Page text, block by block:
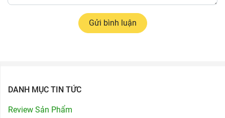
Gửi bình luận
DANH MỤC TIN TỨC
Review Sản Phẩm